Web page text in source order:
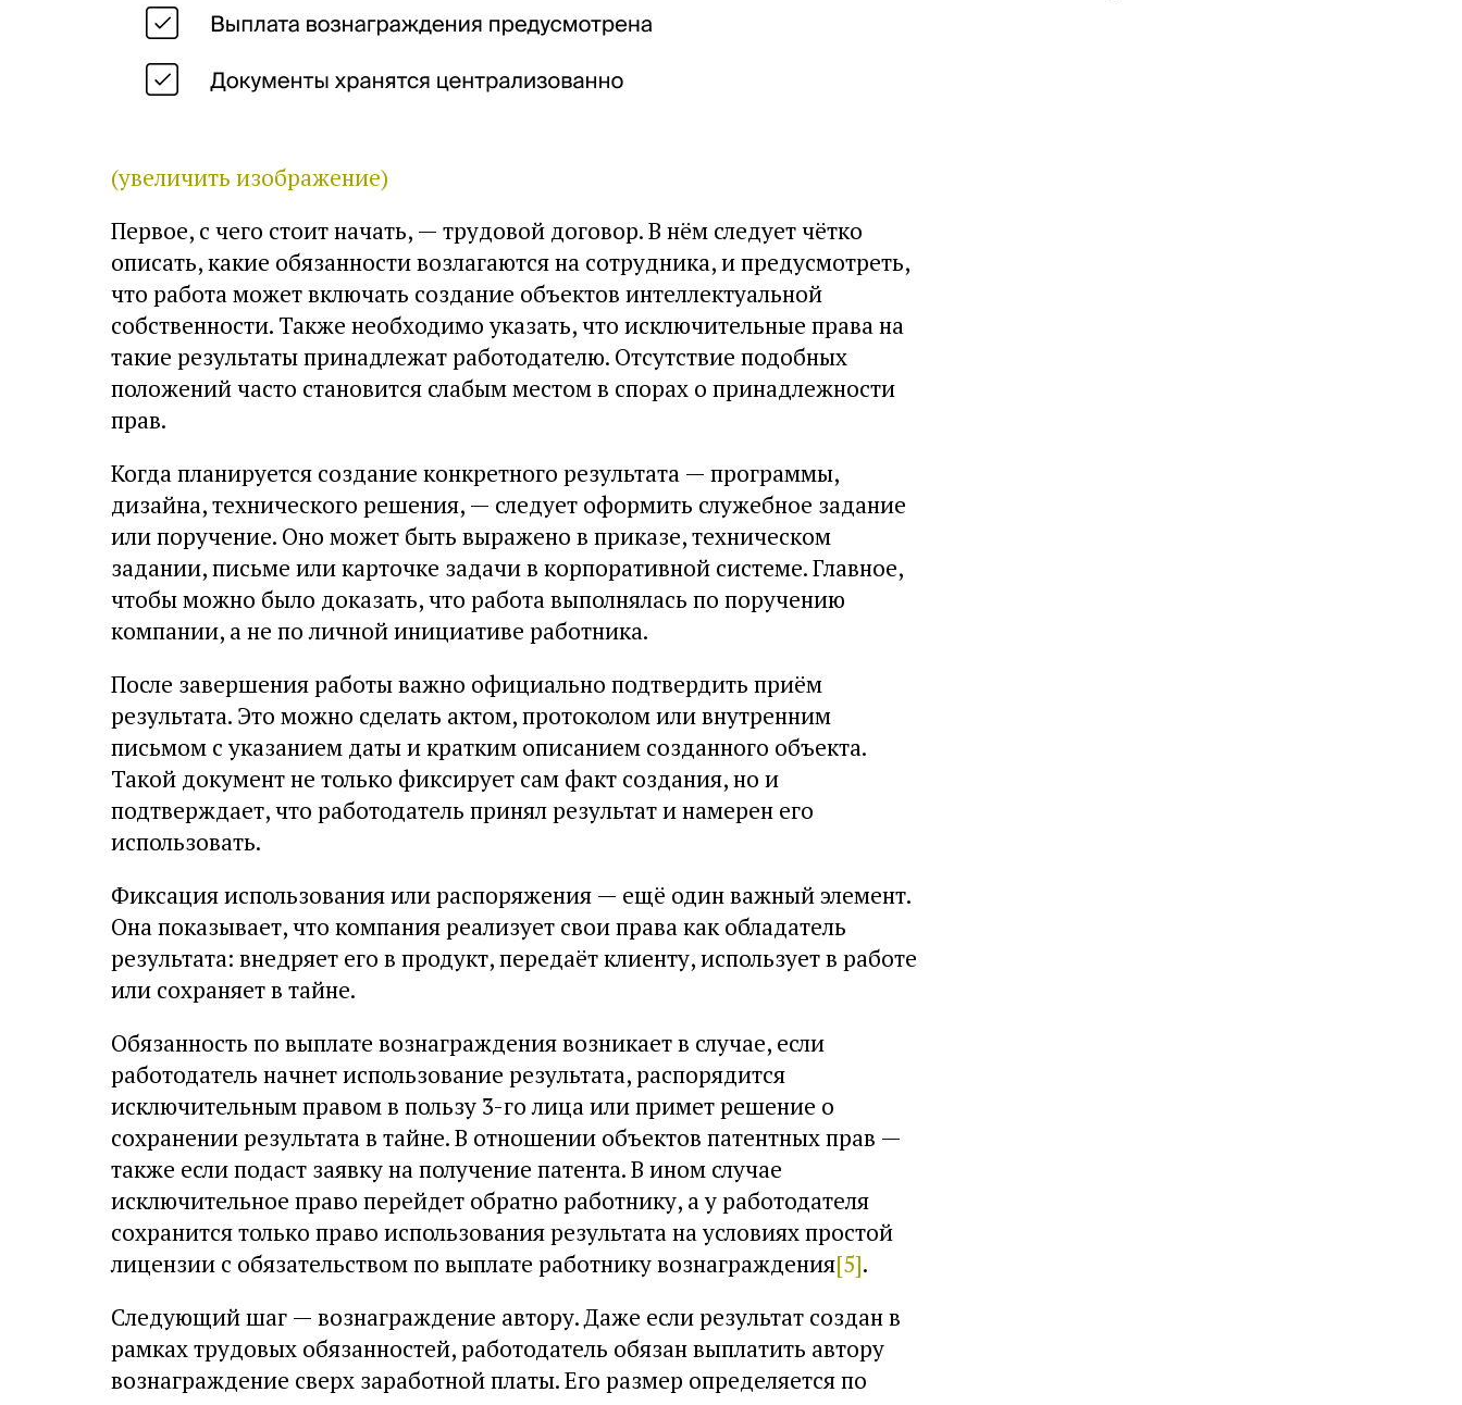
(увеличить изображение)
Первое, с чего стоит начать, — трудовой договор. В нём следует чётко
описать, какие обязанности возлагаются на сотрудника, и предусмотреть,
что работа может включать создание объектов интеллектуальной
собственности. Также необходимо указать, что исключительные права на
такие результаты принадлежат работодателю. Отсутствие подобных
положений часто становится слабым местом в спорах о принадлежности
прав.
Когда планируется создание конкретного результата — программы,
дизайна, технического решения, — следует оформить служебное задание
или поручение. Оно может быть выражено в приказе, техническом
задании, письме или карточке задачи в корпоративной системе. Главное,
чтобы можно было доказать, что работа выполнялась по поручению
компании, а не по личной инициативе работника.
После завершения работы важно официально подтвердить приём
результата. Это можно сделать актом, протоколом или внутренним
письмом с указанием даты и кратким описанием созданного объекта.
Такой документ не только фиксирует сам факт создания, но и
подтверждает, что работодатель принял результат и намерен его
использовать.
Фиксация использования или распоряжения — ещё один важный элемент.
Она показывает, что компания реализует свои права как обладатель
результата: внедряет его в продукт, передаёт клиенту, использует в работе
или сохраняет в тайне.
Обязанность по выплате вознаграждения возникает в случае, если
работодатель начнет использование результата, распорядится
исключительным правом в пользу 3-го лица или примет решение о
сохранении результата в тайне. В отношении объектов патентных прав —
также если подаст заявку на получение патента. В ином случае
исключительное право перейдет обратно работнику, а у работодателя
сохранится только право использования результата на условиях простой
лицензии с обязательством по выплате работнику вознаграждения[5].
Следующий шаг — вознаграждение автору. Даже если результат создан в
рамках трудовых обязанностей, работодатель обязан выплатить автору
вознаграждение сверх заработной платы. Его размер определяется по